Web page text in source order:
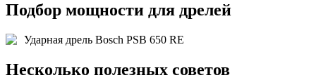
Подбор мощности для дрелей
Ударная дрель Bosch PSB 650 RE
Несколько полезных советов